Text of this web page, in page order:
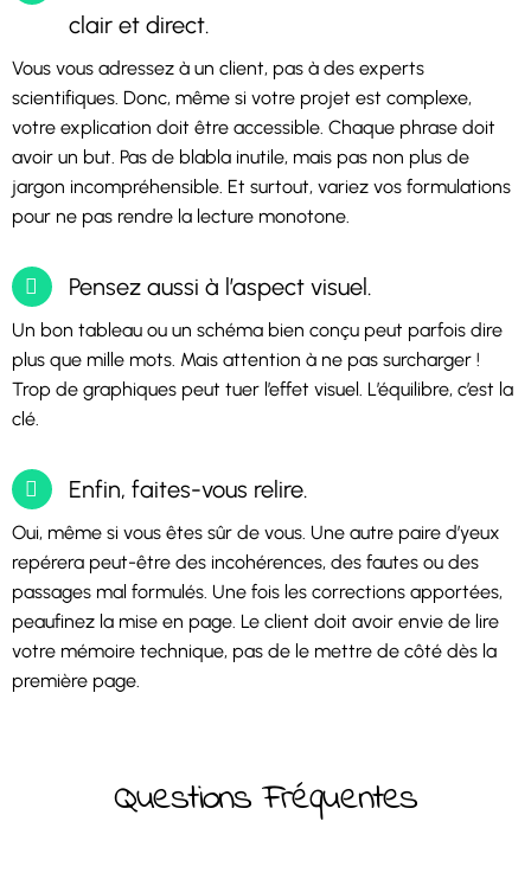
clair et direct.
Vous vous adressez à un client, pas à des experts
scientifiques. Donc, même si votre projet est complexe,
votre explication doit être accessible. Chaque phrase doit
avoir un but. Pas de blabla inutile, mais pas non plus de
jargon incompréhensible. Et surtout, variez vos formulations
pour ne pas rendre la lecture monotone.
Pensez aussi à l’aspect visuel.
Un bon tableau ou un schéma bien conçu peut parfois dire
plus que mille mots. Mais attention à ne pas surcharger !
Trop de graphiques peut tuer l’effet visuel. L’équilibre, c’est la
clé.
Enfin, faites-vous relire.
Oui, même si vous êtes sûr de vous. Une autre paire d’yeux
repérera peut-être des incohérences, des fautes ou des
passages mal formulés. Une fois les corrections apportées,
peaufinez la mise en page. Le client doit avoir envie de lire
votre mémoire technique, pas de le mettre de côté dès la
première page.
Questions Fréquentes